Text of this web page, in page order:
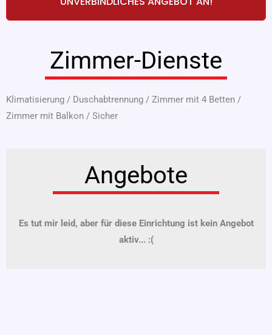
Zimmer-Dienste
Klimatisierung / Duschabtrennung / Zimmer mit 4 Betten /
Zimmer mit Balkon / Sicher
Angebote
Es tut mir leid, aber für diese Einrichtung ist kein Angebot
aktiv... :(